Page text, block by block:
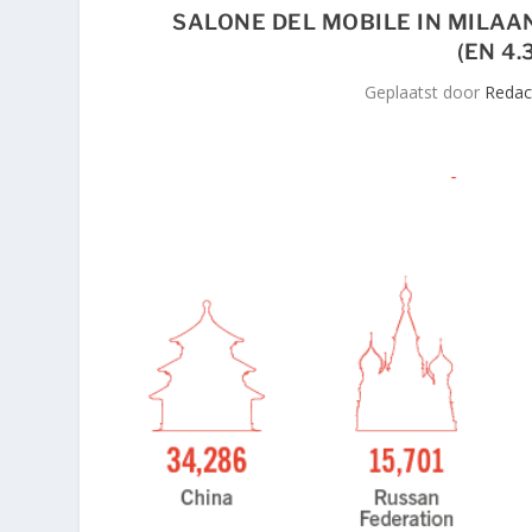
SALONE DEL MOBILE IN
(EN
Geplaatst door